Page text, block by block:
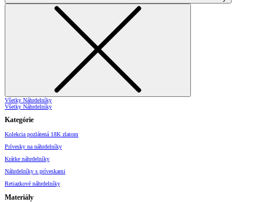
Všetky Náhrdelníky
Všetky Náhrdelníky
Kategórie
Kolekcia pozlátená 18K zlatom
Prívesky na náhrdelníky
Krátke náhrdelníky
Náhrdelníky s príveskami
Retiazkové náhrdelníky
Materiály